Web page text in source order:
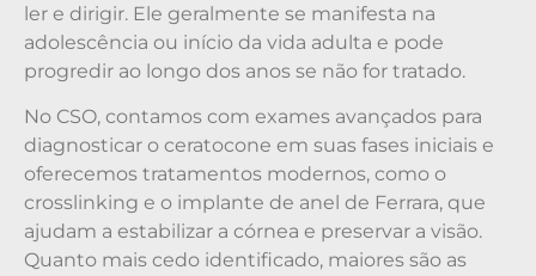
ler e dirigir. Ele geralmente se manifesta na
adolescência ou início da vida adulta e pode
progredir ao longo dos anos se não for tratado.
No CSO, contamos com exames avançados para
diagnosticar o ceratocone em suas fases iniciais e
oferecemos tratamentos modernos, como o
crosslinking e o implante de anel de Ferrara, que
ajudam a estabilizar a córnea e preservar a visão.
Quanto mais cedo identificado, maiores são as